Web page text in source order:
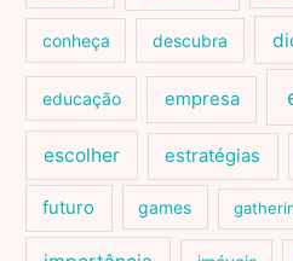
conheça descubra
educação empresa
escolher estratégias
futuro games